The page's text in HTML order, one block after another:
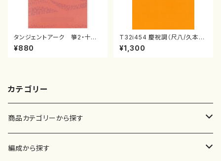
タンジェントアーク 箏2・十七
江戸 信吾
¥880
T32i454 慶祝調（尺八/久本玄
智/楽譜）都山流公刊楽譜曲番:2
161
¥1,300
カテゴリー
商品カテゴリーから探す
楽譜
編成から探す